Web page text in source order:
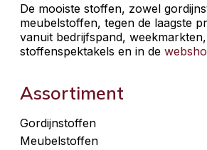
De mooiste stoffen, zowel
meubelstoffen, tegen de laagste
vanuit bedrijfspand, weekmarkten,
stoffenspektakels en in de
Assortiment
Gordijnstoffen
Meubelstoffen